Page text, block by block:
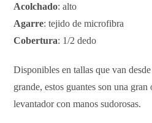
Acolchado: alto
Agarre: tejido de microfibra
Cobertura: 1/2 dedo
Disponibles en tallas que van
grande, estos guantes son una
levantador con manos sudorosas.